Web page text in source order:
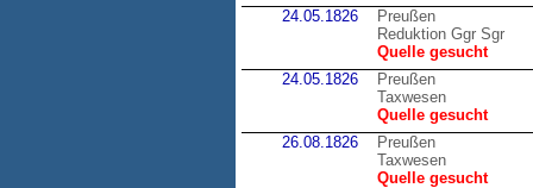
24.05.1826
Preußen
Reduktion Ggr Sgr
Quelle gesucht
24.05.1826
Preußen
Taxwesen
Quelle gesucht
26.08.1826
Preußen
Taxwesen
Quelle gesucht